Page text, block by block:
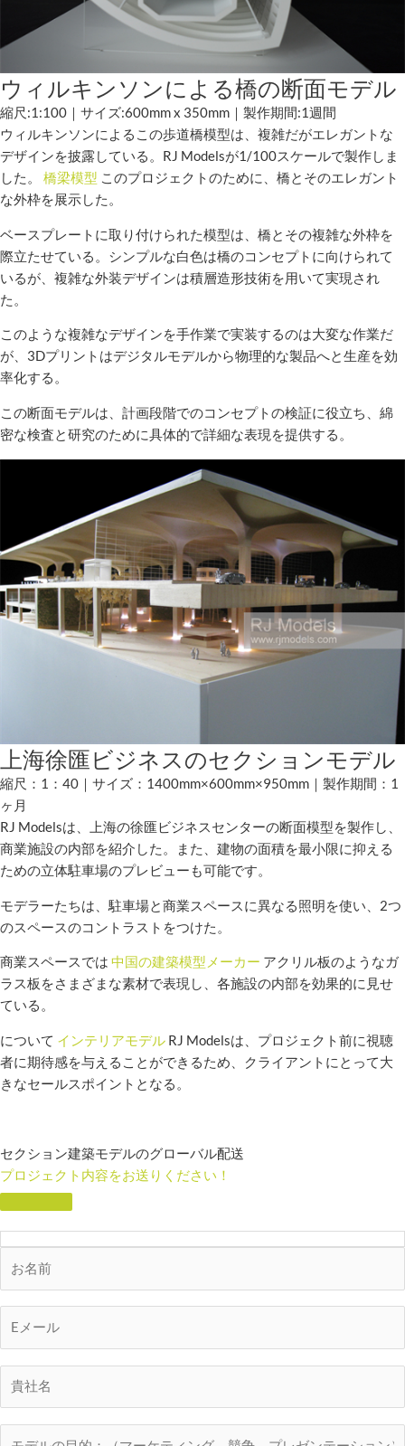
ウィルキンソンによる橋の断面モデル
縮尺:1:100｜サイズ:600mm x 350mm｜製作期間:1週間
ウィルキンソンによるこの歩道橋模型は、複雑だがエレガントな
デザインを披露している。RJ Modelsが1/100スケールで製作しま
した。 橋梁模型 このプロジェクトのために、橋とそのエレガント
な外枠を展示した。
ベースプレートに取り付けられた模型は、橋とその複雑な外枠を
際立たせている。シンプルな白色は橋のコンセプトに向けられて
いるが、複雑な外装デザインは積層造形技術を用いて実現され
た。
このような複雑なデザインを手作業で実装するのは大変な作業だ
が、3Dプリントはデジタルモデルから物理的な製品へと生産を効
率化する。
この断面モデルは、計画段階でのコンセプトの検証に役立ち、綿
密な検査と研究のために具体的で詳細な表現を提供する。
上海徐匯ビジネスのセクションモデル
縮尺：1：40｜サイズ：1400mm×600mm×950mm｜製作期間：1
ヶ月
RJ Modelsは、上海の徐匯ビジネスセンターの断面模型を製作し、
商業施設の内部を紹介した。また、建物の面積を最小限に抑える
ための立体駐車場のプレビューも可能です。
モデラーたちは、駐車場と商業スペースに異なる照明を使い、2つ
のスペースのコントラストをつけた。
商業スペースでは 中国の建築模型メーカー アクリル板のようなガ
ラス板をさまざまな素材で表現し、各施設の内部を効果的に見せ
ている。
について インテリアモデル RJ Modelsは、プロジェクト前に視聴
者に期待感を与えることができるため、クライアントにとって大
きなセールスポイントとなる。
セクション建築モデルのグローバル配送
プロジェクト内容をお送りください！